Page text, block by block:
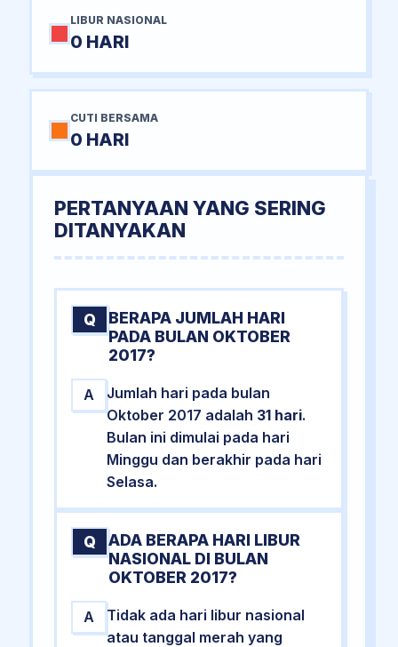
LIBUR NASIONAL
0 HARI
CUTI BERSAMA
0 HARI
PERTANYAAN YANG SERING
DITANYAKAN
Q
BERAPA JUMLAH HARI
PADA BULAN OKTOBER
2017?
A
Jumlah hari pada bulan
Oktober 2017 adalah 31 hari.
Bulan ini dimulai pada hari
Minggu dan berakhir pada hari
Selasa.
Q
ADA BERAPA HARI LIBUR
NASIONAL DI BULAN
OKTOBER 2017?
A
Tidak ada hari libur nasional
atau tanggal merah yang